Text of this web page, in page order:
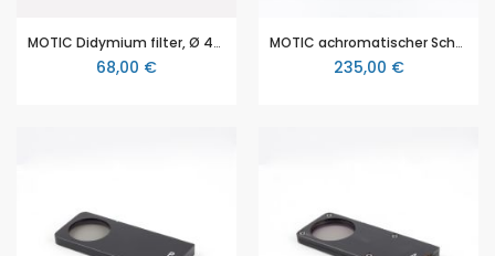
MOTIC Didymium filter, Ø 45mm (BA310, BA410, AE31)
68,00 €
MOTIC achromatischer Schwingkondensor N.A. 0,90/0,13 (spannungsfrei) (für MOTIC BA310 POL, Panthera TEC POL)
235,00 €